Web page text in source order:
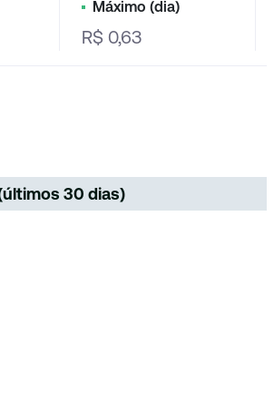
Máximo (dia)
R$ 0,63
30 dias)